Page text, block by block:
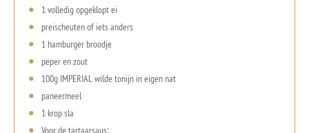
1 volledig opgeklopt ei
preischeuten of iets anders
1 hamburger broodje
peper en zout
100g IMPERIAL wilde tonijn in eigen nat
paneermeel
1 krop sla
Voor de tartaarsaus: